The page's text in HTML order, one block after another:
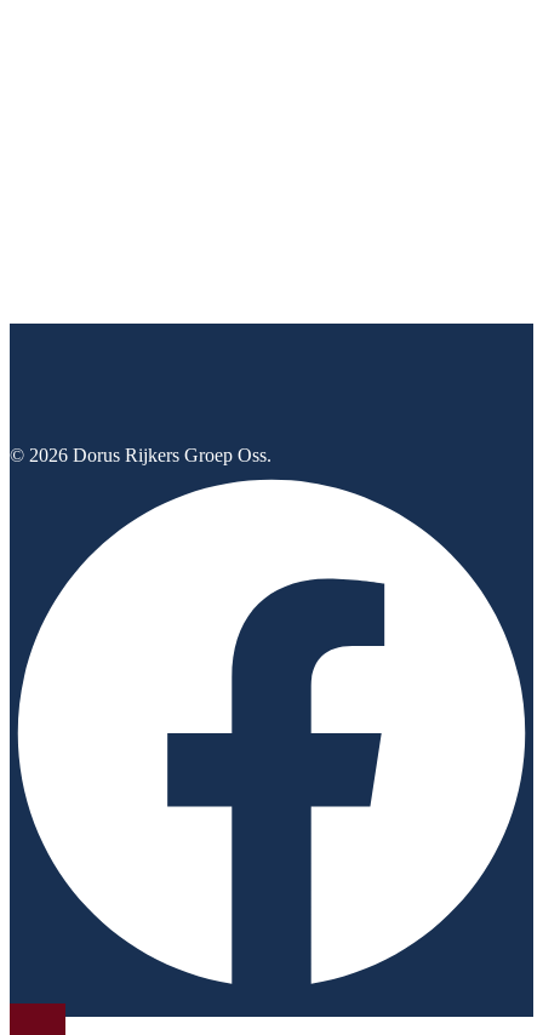
© 2026 Dorus Rijkers Groep Oss.
https://www.facebook.com/DorusRijkersgroep/